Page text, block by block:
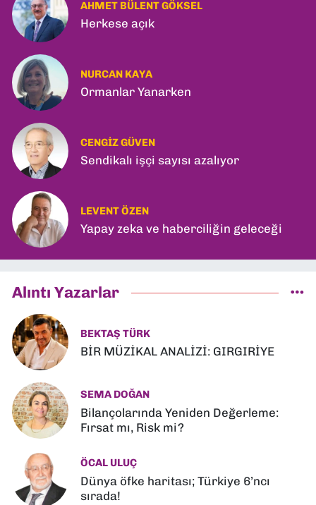
AHMET BÜLENT GÖKSEL
Herkese açık
NURCAN KAYA
Ormanlar Yanarken
CENGIZ GÜVEN
Sendikalı işçi sayısı azalıyor
LEVENT ÖZEN
Yapay zeka ve haberciliğin geleceği
Alıntı Yazarlar
BEKTAŞ TÜRK
BİR MÜZİKAL ANALİZİ: GIRGIRİYE
SEMA DOĞAN
Bilançolarında Yeniden Değerleme:
Fırsat mı, Risk mi?
ÖCAL ULUÇ
Dünya öfke haritası; Türkiye 6’ncı
sırada!